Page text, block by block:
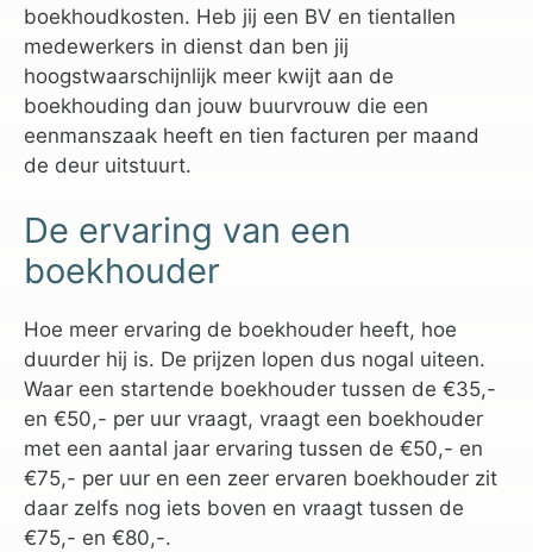
boekhoudkosten. Heb jij een BV en tientallen
medewerkers in dienst dan ben jij
hoogstwaarschijnlijk meer kwijt aan de
boekhouding dan jouw buurvrouw die een
eenmanszaak heeft en tien facturen per maand
de deur uitstuurt.
De ervaring van een
boekhouder
Hoe meer ervaring de boekhouder heeft, hoe
duurder hij is. De prijzen lopen dus nogal uiteen.
Waar een startende boekhouder tussen de €35,-
en €50,- per uur vraagt, vraagt een boekhouder
met een aantal jaar ervaring tussen de €50,- en
€75,- per uur en een zeer ervaren boekhouder zit
daar zelfs nog iets boven en vraagt tussen de
€75,- en €80,-.